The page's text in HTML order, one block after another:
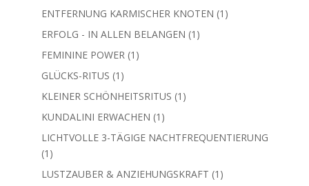
Produkte
ENTFERNUNG KARMISCHER KNOTEN 1 1
ERFOLG - IN ALLEN BELANGEN 1 1
FEMININE POWER 1 1
GLÜCKS-RITUS 1 1
Produkt
KLEINER SCHÖNHEITSRITUS 1 1
KUNDALINI ERWACHEN 1 1
Produkt
LICHTVOLLE 3-TÄGIGE NACHTFREQUENTIERUNG
1 1
Produkt
LUSTZAUBER & ANZIEHUNGSKRAFT 1 1